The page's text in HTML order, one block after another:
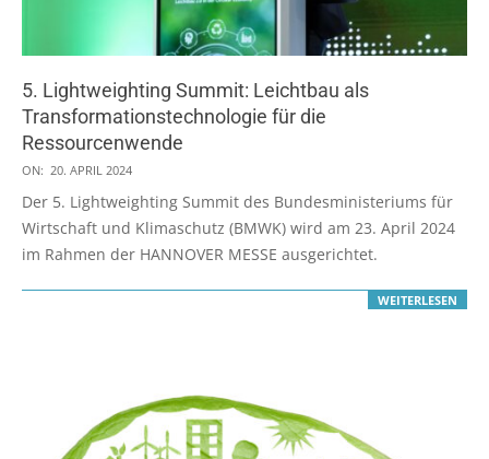
5. Lightweighting Summit: Leichtbau als
Transformationstechnologie für die
Ressourcenwende
2024-
04-
20
ON: 20. APRIL 2024
Der 5. Lightweighting Summit des Bundesministeriums für
Wirtschaft und Klimaschutz (BMWK) wird am 23. April 2024
im Rahmen der HANNOVER MESSE ausgerichtet.
WEITERLESEN